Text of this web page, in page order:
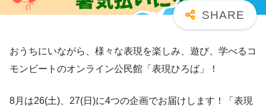
おうちにいながら、様々な表現を楽しみ、遊び、学べるコ
モンビートのオンライン公民館「表現ひろば」！
8月は26(土)、27(日)に4つの企画でお届けします！「表現